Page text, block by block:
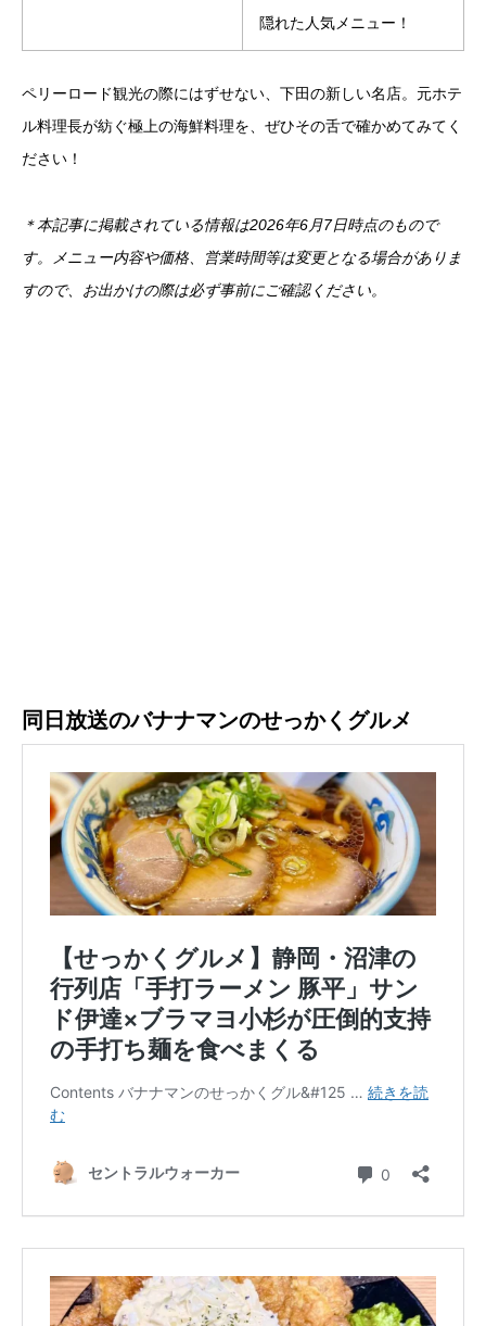
隠れた人気メニュー！
ペリーロード観光の際にはずせない、下田の新しい名店。元ホテ
ル料理長が紡ぐ極上の海鮮料理を、ぜひその舌で確かめてみてく
ださい！
＊本記事に掲載されている情報は2026年6月7日時点のもので
す。メニュー内容や価格、営業時間等は変更となる場合がありま
すので、お出かけの際は必ず事前にご確認ください。
同日放送のバナナマンのせっかくグルメ